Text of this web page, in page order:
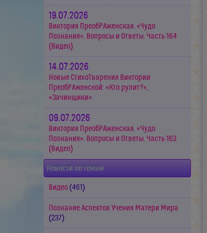
19.07.2026
Виктория ПреобРАженская. «Чудо
Познания». Вопросы и Ответы. Часть 164
(Видео)
14.07.2026
Новые СтихоТварения Виктории
ПреобРАженской: «Кто рулит?»,
«Зачинщики»
09.07.2026
Виктория ПреобРАженская. «Чудо
Познания». Вопросы и Ответы. Часть 163
(Видео)
Новости по темам
Видео (461)
Познание Аспектов Учения Матери Мира
(237)